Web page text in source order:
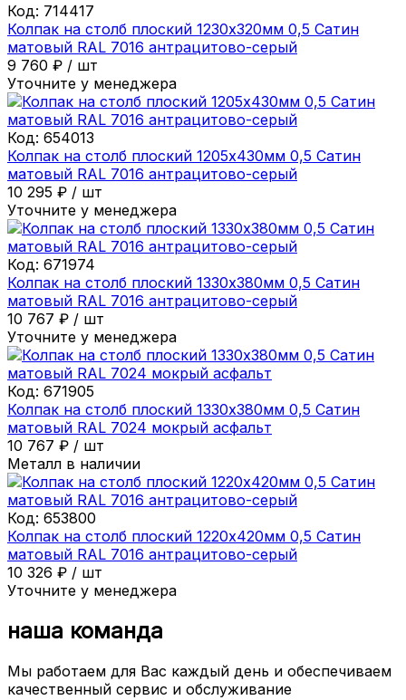
Код: 714417
Колпак на столб плоский 1230х320мм 0,5 Сатин
матовый RAL 7016 антрацитово-серый
9 760 ₽ / шт
Уточните у менеджера
Код: 654013
Колпак на столб плоский 1205х430мм 0,5 Сатин
матовый RAL 7016 антрацитово-серый
10 295 ₽ / шт
Уточните у менеджера
Код: 671974
Колпак на столб плоский 1330х380мм 0,5 Сатин
матовый RAL 7016 антрацитово-серый
10 767 ₽ / шт
Уточните у менеджера
Код: 671905
Колпак на столб плоский 1330х380мм 0,5 Сатин
матовый RAL 7024 мокрый асфальт
10 767 ₽ / шт
Металл в наличии
Код: 653800
Колпак на столб плоский 1220х420мм 0,5 Сатин
матовый RAL 7016 антрацитово-серый
10 326 ₽ / шт
Уточните у менеджера
наша команда
Мы работаем для Вас каждый день и обеспечиваем
качественный сервис и обслуживание